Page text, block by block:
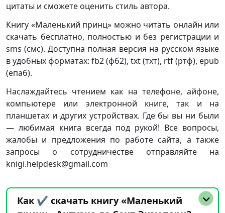
цитаты и сможете оценить стиль автора.
Книгу «Маленький принц» можно читать онлайн или
скачать бесплатно, полностью и без регистрации и
sms (смс). Доступна полная версия на русском языке
в удобных форматах: fb2 (фб2), txt (тхт), rtf (ртф), epub
(епаб).
Наслаждайтесь чтением как на телефоне, айфоне,
компьютере или электронной книге, так и на
планшетах и других устройствах. Где бы вы ни были
— любимая книга всегда под рукой! Все вопросы,
жалобы и предложения по работе сайта, а также
запросы о сотрудничестве отправляйте на
knigi.helpdesk@gmail.com
Как ✔️ скачать книгу «Маленький